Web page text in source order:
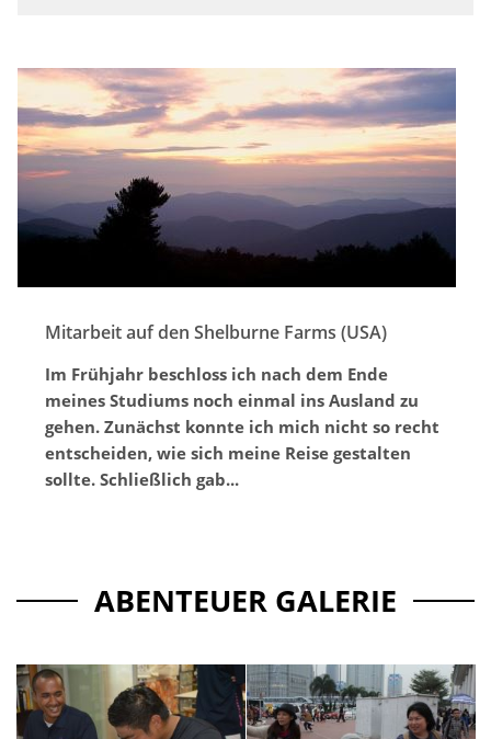
Mitarbeit auf den Shelburne Farms (USA)
Im Frühjahr beschloss ich nach dem Ende
meines Studiums noch einmal ins Ausland zu
gehen. Zunächst konnte ich mich nicht so recht
entscheiden, wie sich meine Reise gestalten
sollte. Schließlich gab...
ABENTEUER GALERIE